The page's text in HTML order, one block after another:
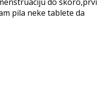
pila neke tablete da